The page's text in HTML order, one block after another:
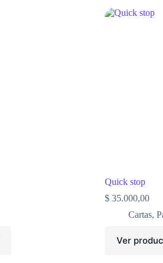
Quick stop
$35.000,00
Cartas,
Ver